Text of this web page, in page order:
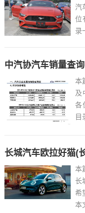
汽
位
录
中汽协汽车销量查
本
及
各
目
长城汽车欧拉好猫(
本
长
希
本